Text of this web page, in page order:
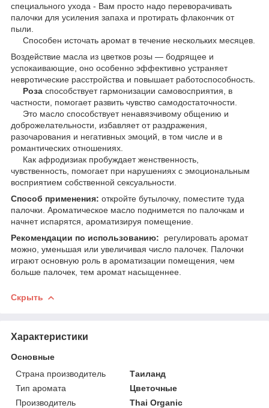
специального ухода - Вам просто надо переворачивать
палочки для усиления запаха и протирать флакончик от
пыли.
Способен источать аромат в течение нескольких месяцев.
Воздействие масла из цветков розы — бодрящее и
успокаивающие, оно особенно эффективно устраняет
невротические расстройства и повышает работоспособность.
Роза способствует гармонизации самовосприятия, в
частности, помогает развить чувство самодостаточности.
Это масло способствует ненавязчивому общению и
доброжелательности, избавляет от раздражения,
разочарования и негативных эмоций, в том числе и в
романтических отношениях.
Как афродизиак пробуждает женственность,
чувственность, помогает при нарушениях с эмоциональным
восприятием собственной сексуальности.
Способ применения: откройте бутылочку, поместите туда
палочки. Ароматическое масло поднимется по палочкам и
начнет испарятся, ароматизируя помещение.
Рекомендации по использованию: регулировать аромат
можно, уменьшая или увеличивая число палочек. Палочки
играют основную роль в ароматизации помещения, чем
больше палочек, тем аромат насыщеннее.
Скрыть
Характеристики
Основные
Страна производитель
Таиланд
Тип аромата
Цветочные
Производитель
Thai Organic